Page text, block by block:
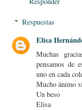
Respuestas
Elisa
Muchas
pensamos de
uno en cada
Mucho ánimo
Un beso
Elisa